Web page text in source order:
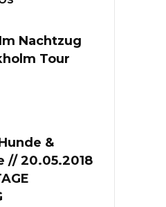
Nachtzug
Tour
&
// 20.05.2018